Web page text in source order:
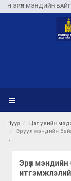
МЭНДИЙН
Нүүр
Цаг үеийн
Эрүүл мэндийн
Эрүүл